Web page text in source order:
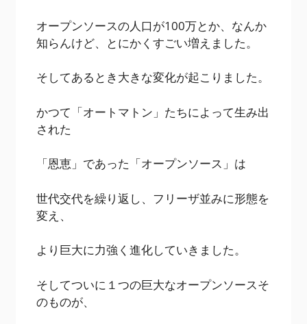
オープンソースの人口が100万とか、なんか
知らんけど、とにかくすごい増えました。
そしてあるとき大きな変化が起こりました。
かつて「オートマトン」たちによって生み出
された
「恩恵」であった「オープンソース」は
世代交代を繰り返し、フリーザ並みに形態を
変え、
より巨大に力強く進化していきました。
そしてついに１つの巨大なオープンソースそ
のものが、